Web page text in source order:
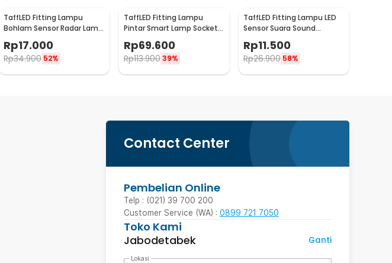
TaffLED Fitting Lampu
Bohlam Sensor Radar Lamp
Rp17.000
Rp34.900 52%
TaffLED Fitting Lampu
Pintar Smart Lamp Socket
Mobile App E27 - DT-500
Rp69.600
Rp113.900 39%
TaffLED Fitting Lampu LED
Sensor Suara Sound
SP-525
Rp11.500
Rp26.900 58%
Contact Center
Pembelian Online
Telp : (021) 39 700 200
Customer Service (WA) : 0899 721 7050
Toko Kami
Jabodetabek
Ganti
Lokasi